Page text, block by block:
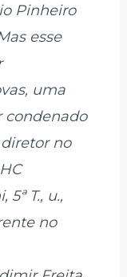
Pinheiro
esse
uma
condenado
no
5ª T., u.,
no